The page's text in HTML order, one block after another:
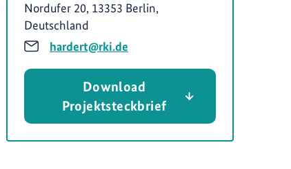
Nordufer 20, 13353 Berlin,
Deutschland
hardert@rki.de
Download
Projektsteckbrief